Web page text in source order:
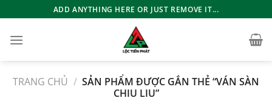
qua
nội
ADD ANYTHING HERE OR JUST REMOVE IT...
TRANG CHỦ / SẢN PHẨM ĐƯỢC GẮN THẺ “VÁN SÀN
CHIU LIU”